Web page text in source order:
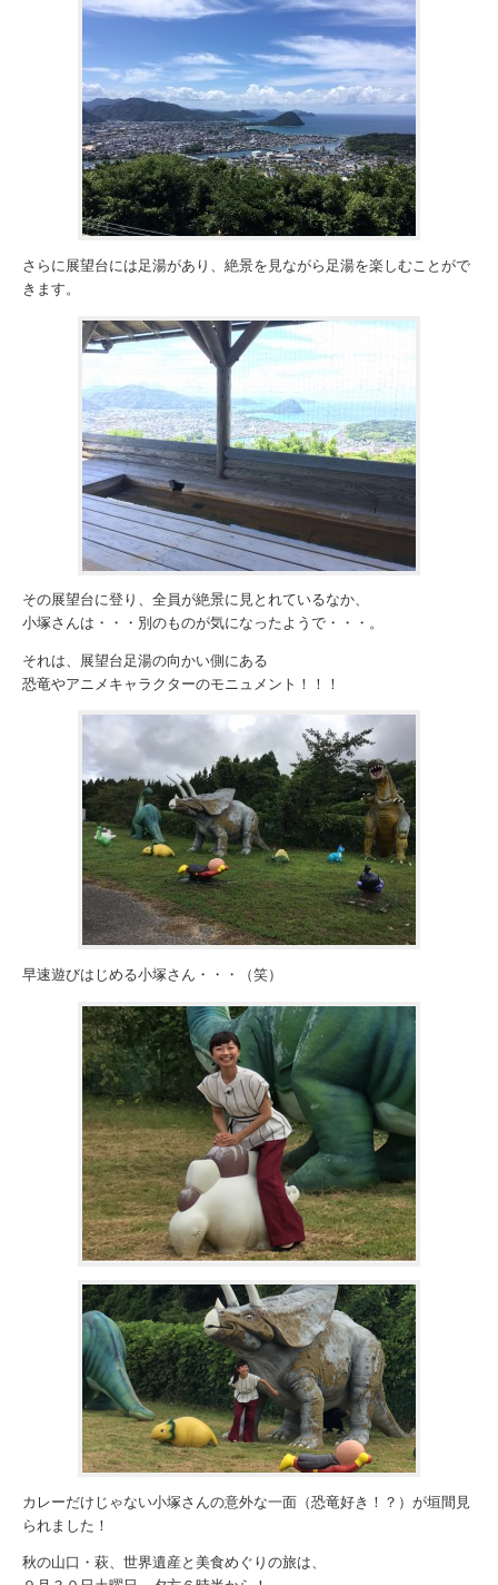
さらに展望台には足湯があり、絶景を見ながら足湯を楽しむことがで
きます。
その展望台に登り、全員が絶景に見とれているなか、
小塚さんは・・・別のものが気になったようで・・・。
それは、展望台足湯の向かい側にある
恐竜やアニメキャラクターのモニュメント！！！
早速遊びはじめる小塚さん・・・（笑）
カレーだけじゃない小塚さんの意外な一面（恐竜好き！？）が垣間見
られました！
秋の山口・萩、世界遺産と美食めぐりの旅は、